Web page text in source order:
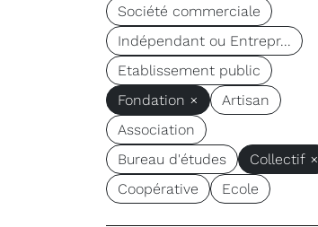
Société commerciale
Indépendant ou Entrepr...
Etablissement public
Fondation ×
Artisan
Association
Bureau d'études
Collectif ×
Coopérative
Ecole